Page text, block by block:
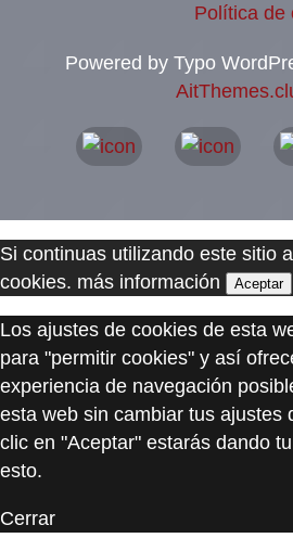
Política de
Powered by Typo
Si continuas utilizando este sitio
cookies. más información Aceptar
Los ajustes de cookies de esta
para "permitir cookies" y así
experiencia de navegación
esta web sin cambiar tus ajustes
clic en "Aceptar" estarás dando
esto.
Cerrar